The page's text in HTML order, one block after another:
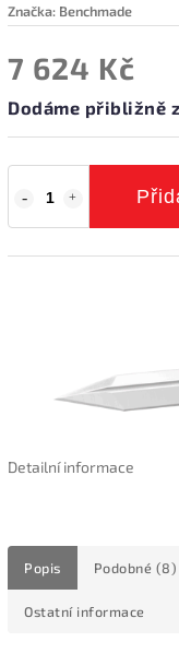
Značka: Benchmade
7 624 Kč
Dodáme přibližně
Detailní informace
Popis Podobné (8)
Ostatní informace